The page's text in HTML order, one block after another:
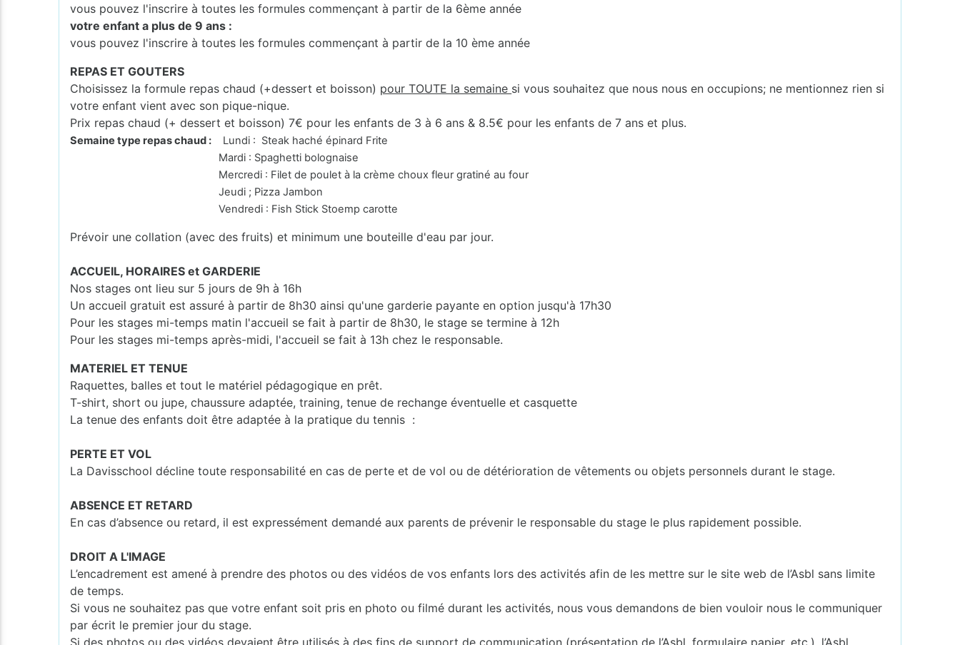
vous pouvez l'inscrire à toutes les formules commençant à partir de la 6ème année
votre enfant a plus de 9 ans :
vous pouvez l'inscrire à toutes les formules commençant à partir de la 10 ème année
REPAS ET GOUTERS
Choisissez la formule repas chaud (+dessert et boisson) pour TOUTE la semaine si vous souhaitez que nous nous en occupions; ne mentionnez rien si
votre enfant vient avec son pique-nique.
Prix repas chaud (+ dessert et boisson) 7€ pour les enfants de 3 à 6 ans & 8.5€ pour les enfants de 7 ans et plus.
Semaine type repas chaud : Lundi : Steak haché épinard Frite
Mardi : Spaghetti bolognaise
Mercredi : Filet de poulet à la crème choux fleur gratiné au four
Jeudi ; Pizza Jambon
Vendredi : Fish Stick Stoemp carotte
Prévoir une collation (avec des fruits) et minimum une bouteille d'eau par jour.
ACCUEIL, HORAIRES et GARDERIE
Nos stages ont lieu sur 5 jours de 9h à 16h
Un accueil gratuit est assuré à partir de 8h30 ainsi qu'une garderie payante en option jusqu'à 17h30
Pour les stages mi-temps matin l'accueil se fait à partir de 8h30, le stage se termine à 12h
Pour les stages mi-temps après-midi, l'accueil se fait à 13h chez le responsable.
MATERIEL ET TENUE
Raquettes, balles et tout le matériel pédagogique en prêt.
T-shirt, short ou jupe, chaussure adaptée, training, tenue de rechange éventuelle et casquette
La tenue des enfants doit être adaptée à la pratique du tennis :
PERTE ET VOL
La Davisschool décline toute responsabilité en cas de perte et de vol ou de détérioration de vêtements ou objets personnels durant le stage.
ABSENCE ET RETARD
En cas d’absence ou retard, il est expressément demandé aux parents de prévenir le responsable du stage le plus rapidement possible.
DROIT A L'IMAGE
L’encadrement est amené à prendre des photos ou des vidéos de vos enfants lors des activités afin de les mettre sur le site web de l’Asbl sans limite
de temps.
Si vous ne souhaitez pas que votre enfant soit pris en photo ou filmé durant les activités, nous vous demandons de bien vouloir nous le communiquer
par écrit le premier jour du stage.
Si des photos ou des vidéos devaient être utilisés à des fins de support de communication (présentation de l’Asbl, formulaire papier, etc.), l’Asbl